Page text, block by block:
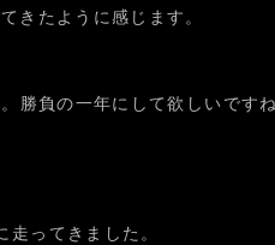
きたように感じます。
勝負の一年にして欲しいですね
ってきました。